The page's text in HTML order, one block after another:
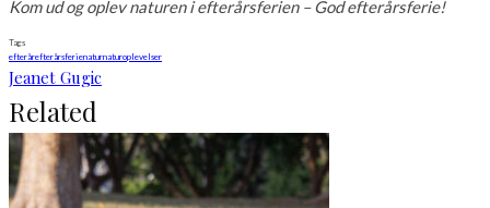
Kom ud og oplev naturen i efterårsferien – God efterårsferie!
Tags
efterårefterårsferienaturnaturoplevelser
Jeanet Gugic
Related